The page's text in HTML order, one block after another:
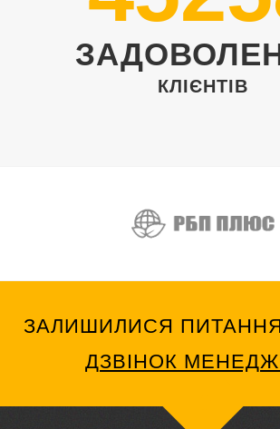
КЛІЄНТІВ
ЗАЛИШИЛИСЯ
ДЗВІНОК